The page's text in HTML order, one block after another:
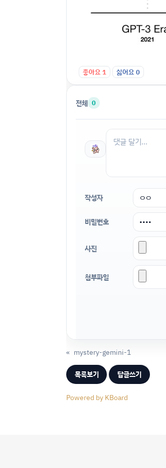
좋아요1 싫어요0
전체 0
작성자
비밀번호
사진
첨부파일
« mystery-gemini-1
목록보기 답글쓰기
Powered by KBoard